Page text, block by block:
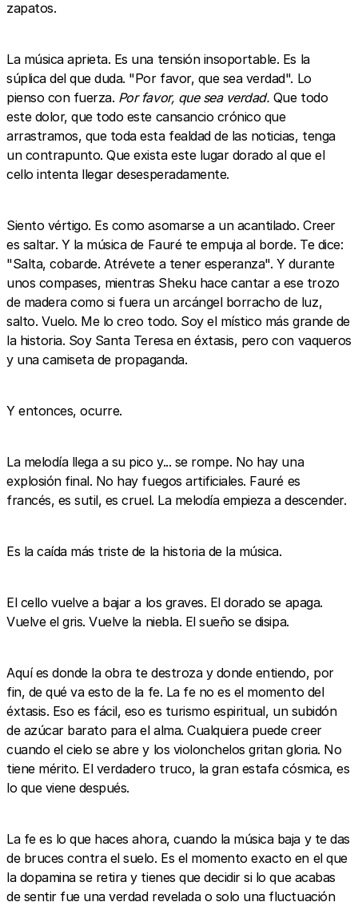
zapatos.
La música aprieta. Es una tensión insoportable. Es la
súplica del que duda. "Por favor, que sea verdad". Lo
pienso con fuerza. Por favor, que sea verdad. Que todo
este dolor, que todo este cansancio crónico que
arrastramos, que toda esta fealdad de las noticias, tenga
un contrapunto. Que exista este lugar dorado al que el
cello intenta llegar desesperadamente.
Siento vértigo. Es como asomarse a un acantilado. Creer
es saltar. Y la música de Fauré te empuja al borde. Te dice:
"Salta, cobarde. Atrévete a tener esperanza". Y durante
unos compases, mientras Sheku hace cantar a ese trozo
de madera como si fuera un arcángel borracho de luz,
salto. Vuelo. Me lo creo todo. Soy el místico más grande de
la historia. Soy Santa Teresa en éxtasis, pero con vaqueros
y una camiseta de propaganda.
Y entonces, ocurre.
La melodía llega a su pico y... se rompe. No hay una
explosión final. No hay fuegos artificiales. Fauré es
francés, es sutil, es cruel. La melodía empieza a descender.
Es la caída más triste de la historia de la música.
El cello vuelve a bajar a los graves. El dorado se apaga.
Vuelve el gris. Vuelve la niebla. El sueño se disipa.
Aquí es donde la obra te destroza y donde entiendo, por
fin, de qué va esto de la fe. La fe no es el momento del
éxtasis. Eso es fácil, eso es turismo espiritual, un subidón
de azúcar barato para el alma. Cualquiera puede creer
cuando el cielo se abre y los violonchelos gritan gloria. No
tiene mérito. El verdadero truco, la gran estafa cósmica, es
lo que viene después.
La fe es lo que haces ahora, cuando la música baja y te das
de bruces contra el suelo. Es el momento exacto en el que
la dopamina se retira y tienes que decidir si lo que acabas
de sentir fue una verdad revelada o solo una fluctuación